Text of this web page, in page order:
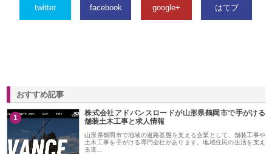
twitter facebook google+ はてブ
おすすめ記事
1
株式会社アドバンスロードが山形県鶴岡市で手がける
舗装土木工事と求人情報
山形県鶴岡市で地域の道路基盤を支える企業として、舗装工事や
土木工事を手がける専門会社があります。地域住民の生活を支え
る道…